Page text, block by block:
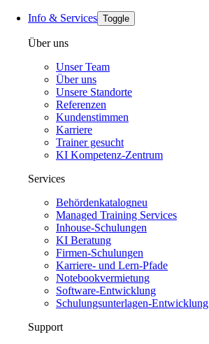
Info & Services Toggle
Über uns
Unser Team
Über uns
Unsere Standorte
Referenzen
Kundenstimmen
Karriere
Trainer gesucht
KI Kompetenz-Zentrum
Services
Behördenkatalogneu
Managed Training Services
Inhouse-Schulungen
KI Beratung
Firmen-Schulungen
Karriere- und Lern-Pfade
Notebookvermietung
Software-Entwicklung
Schulungsunterlagen-Entwicklung
Support